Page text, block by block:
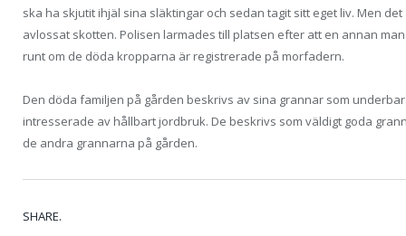
ska ha skjutit ihjäl sina släktingar och sedan tagit sitt eget liv. Men
avlossat skotten. Polisen larmades till platsen efter att en annan
runt om de döda kropparna är registrerade på morfadern.
Den döda familjen på gården beskrivs av sina grannar som
intresserade av hållbart jordbruk. De beskrivs som väldigt goda
de andra grannarna på gården.
SHARE.